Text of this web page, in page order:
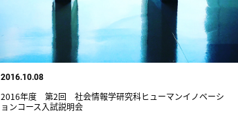
2016.10.08
2016年度 第2回 社会情報学研究科ヒューマンイノベーシ
ョンコース入試説明会